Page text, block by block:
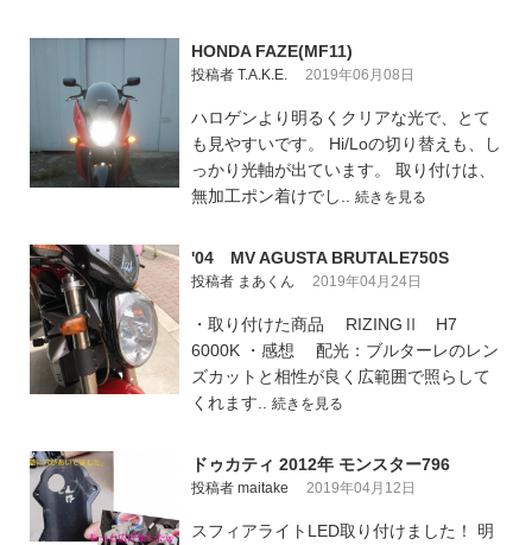
HONDA FAZE(MF11)
投稿者 T.A.K.E. 2019年06月08日
ハロゲンより明るくクリアな光で、とて
も見やすいです。 Hi/Loの切り替えも、し
っかり光軸が出ています。 取り付けは、
無加工ポン着けでし.. 続きを見る
'04 MV AGUSTA BRUTALE750S
投稿者 まあくん 2019年04月24日
・取り付けた商品 RIZINGⅡ H7
6000K ・感想 配光：ブルターレのレン
ズカットと相性が良く広範囲で照らして
くれます.. 続きを見る
ドゥカティ 2012年 モンスター796
投稿者 maitake 2019年04月12日
スフィアライトLED取り付けました！ 明